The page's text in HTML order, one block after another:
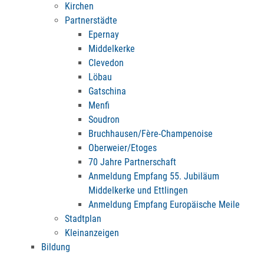
Kirchen
Partnerstädte
Epernay
Middelkerke
Clevedon
Löbau
Gatschina
Menfi
Soudron
Bruchhausen/Fère-Champenoise
Oberweier/Etoges
70 Jahre Partnerschaft
Anmeldung Empfang 55. Jubiläum
Middelkerke und Ettlingen
Anmeldung Empfang Europäische Meile
Stadtplan
Kleinanzeigen
Bildung